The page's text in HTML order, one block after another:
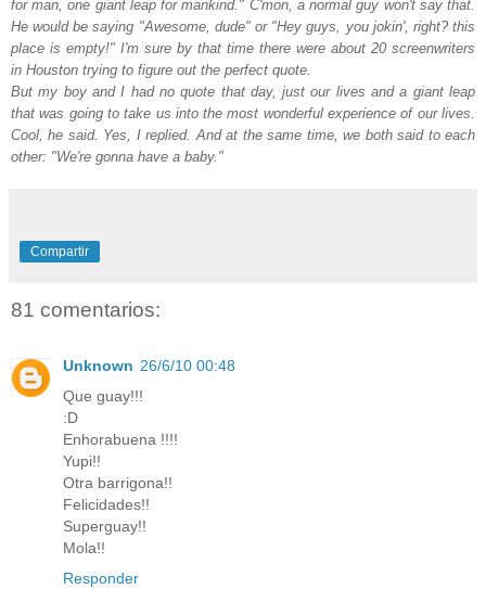
for man, one giant leap for mankind." C'mon, a normal guy won't say that.
He would be saying "Awesome, dude" or "Hey guys, you jokin', right? this
place is empty!" I'm sure by that time there were about 20 screenwriters
in Houston trying to figure out the perfect quote.
But my boy and I had no quote that day, just our lives and a giant leap
that was going to take us into the most wonderful experience of our lives.
Cool, he said. Yes, I replied. And at the same time, we both said to each
other: "We're gonna have a baby."
Compartir
81 comentarios:
Unknown 26/6/10 00:48
Que guay!!!
:D
Enhorabuena !!!!
Yupi!!
Otra barrigona!!
Felicidades!!
Superguay!!
Mola!!
Responder